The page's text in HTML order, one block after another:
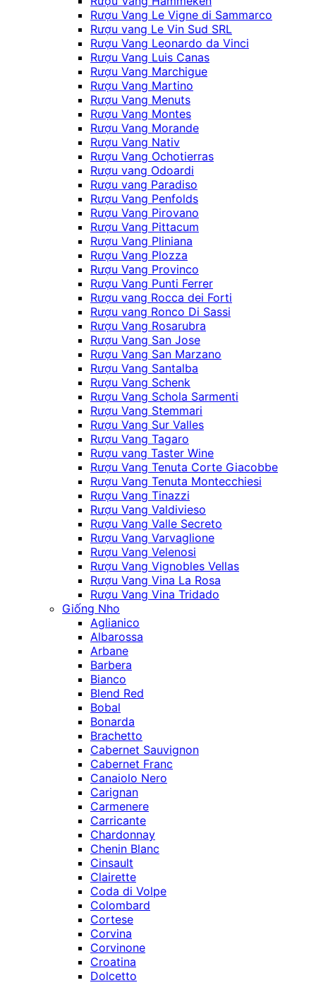
Rượu Vang Le Vigne di Sammarco
Rượu vang Le Vin Sud SRL
Rượu Vang Leonardo da Vinci
Rượu Vang Luis Canas
Rượu Vang Marchigue
Rượu Vang Martino
Rượu Vang Menuts
Rượu Vang Montes
Rượu Vang Morande
Rượu Vang Nativ
Rượu Vang Ochotierras
Rượu vang Odoardi
Rượu vang Paradiso
Rượu Vang Penfolds
Rượu Vang Pirovano
Rượu Vang Pittacum
Rượu Vang Pliniana
Rượu Vang Plozza
Rượu Vang Provinco
Rượu Vang Punti Ferrer
Rượu vang Rocca dei Forti
Rượu vang Ronco Di Sassi
Rượu Vang Rosarubra
Rượu Vang San Jose
Rượu Vang San Marzano
Rượu Vang Santalba
Rượu Vang Schenk
Rượu Vang Schola Sarmenti
Rượu Vang Stemmari
Rượu Vang Sur Valles
Rượu Vang Tagaro
Rượu vang Taster Wine
Rượu Vang Tenuta Corte Giacobbe
Rượu Vang Tenuta Montecchiesi
Rượu Vang Tinazzi
Rượu Vang Valdivieso
Rượu Vang Valle Secreto
Rượu Vang Varvaglione
Rượu Vang Velenosi
Rượu Vang Vignobles Vellas
Rượu Vang Vina La Rosa
Rượu Vang Vina Tridado
Giống Nho
Aglianico
Albarossa
Arbane
Barbera
Bianco
Blend Red
Bobal
Bonarda
Brachetto
Cabernet Sauvignon
Cabernet Franc
Canaiolo Nero
Carignan
Carmenere
Carricante
Chardonnay
Chenin Blanc
Cinsault
Clairette
Coda di Volpe
Colombard
Cortese
Corvina
Corvinone
Croatina
Dolcetto